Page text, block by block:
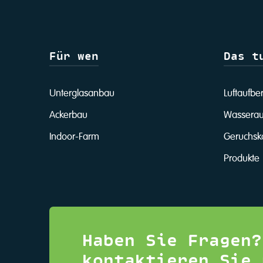
Für wen
Unterglasanbau
Ackerbau
Indoor-Farm
Das
Produkte
Haben Sie
kontaktieren Sie